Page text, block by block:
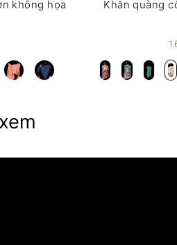
trả lại sản phẩm cần có
thể tại thời điểm nhận hàng
không họa
Khăn quàng